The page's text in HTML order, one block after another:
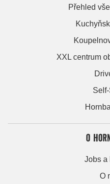
Přehled
XXL centrum
O
Jobs a
O